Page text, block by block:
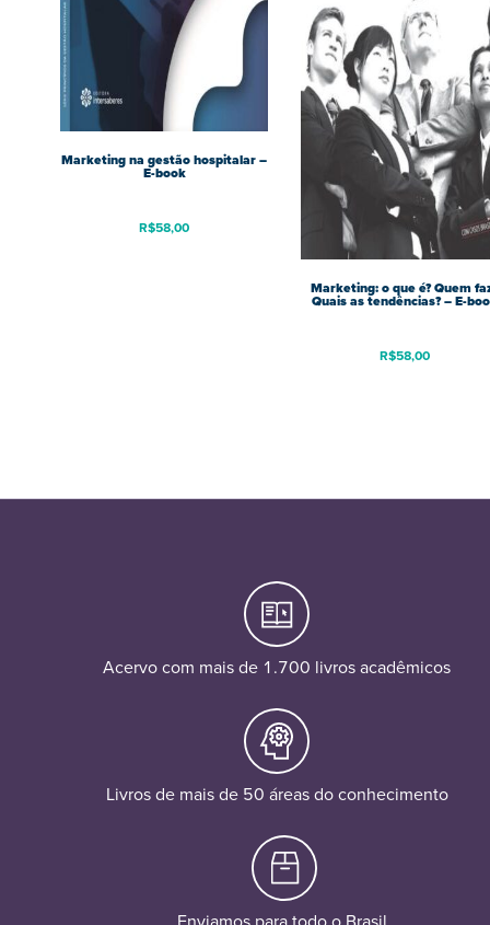
Marketing na gestão hospitalar –
E-book
R$58,00
Marketing: o que é? Quem
Quais as tendências? – E-
R$58,00
Acervo com mais de 1.700 livros acadêmicos
Livros de mais de 50 áreas do conhecimento